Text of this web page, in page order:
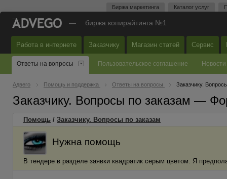
Биржа маркетинга Каталог услуг
— биржа копирайтинга №1
Работа в интернете Заказчику Магазин статей Сервис
Ответы на вопросы Пользовательское соглашение Новости
Адвего Помощь и поддержка Ответы на вопросы Заказчику.
Заказчику. Вопросы по заказам —
Помощь / Заказчику. Вопросы по заказам
Нужна помощь
В тендере в разделе заявки квадратик серым цветом. Я